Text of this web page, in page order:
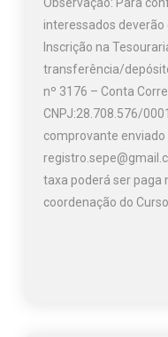
interessados
Inscrição na
transferência/
nº 3176 – Conta
CNPJ:28.708.576/
comprovante enviado
taxa poderá ser paga
coordenação do